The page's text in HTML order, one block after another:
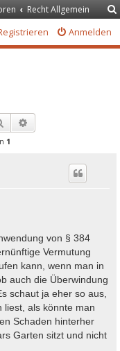
Recht Allgemein
Anmelden
Suche
1
von § 384
Vermutung
kann, wenn man in
auch die Überwindung
schaut ja eher so aus,
liest, als könnte man
Schaden hinterher
Garten sitzt und nicht